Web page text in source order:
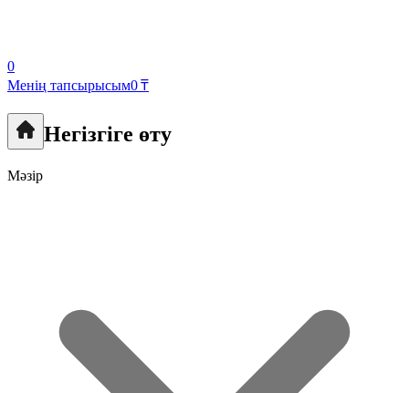
0
Менің тапсырысым0 ₸
Негізгіге өту
Мәзір